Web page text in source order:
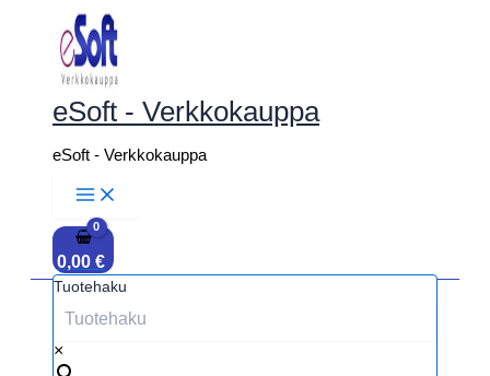
sisältöön
eSoft - Verkkokauppa
eSoft - Verkkokauppa
0,00 €
Tuotehaku
×